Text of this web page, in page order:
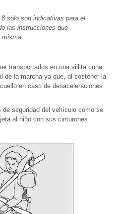
sólo son indicativas para el
las instrucciones que
misma.
transportados en una sillita cuna
de la marcha ya que, al sostener la
en caso de desaceleraciones
seguridad del vehículo como se
al niño con sus cinturones